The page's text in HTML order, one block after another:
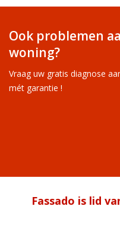
Ook problemen
woning?
Vraag uw gratis diagnose
mét garantie !
Fassado is lid